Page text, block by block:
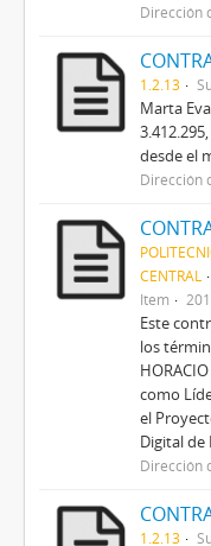
Dirección
1.2.13
Marta
desde el
Dirección
CENTRAL
Item
Este
los
como
el
Digital de
Dirección
1.2.13